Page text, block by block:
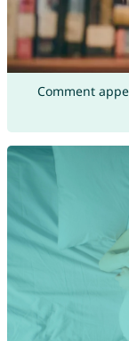
Comment